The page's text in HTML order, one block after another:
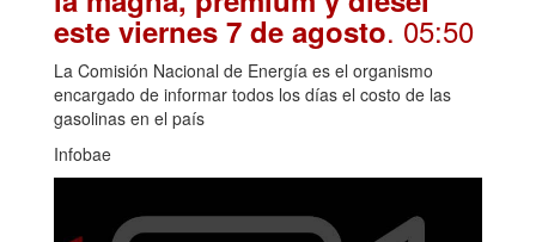
este viernes 7 de agosto. 05:50
La Comisión Nacional de Energía es el organismo
encargado de informar todos los días el costo de las
gasolinas en el país
Infobae